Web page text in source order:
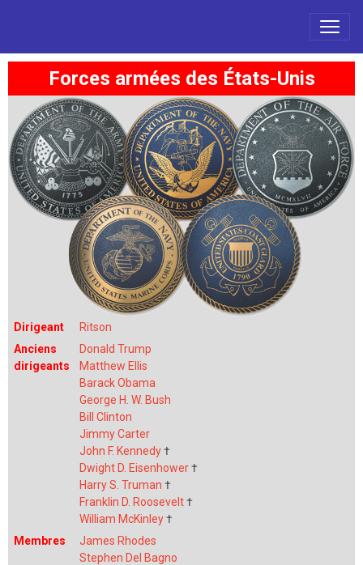
Forces armées des États-Unis
Dirigeant
Ritson
Anciens
dirigeants
Donald Trump
Matthew Ellis
Barack Obama
George H. W. Bush
Bill Clinton
Jimmy Carter
John F. Kennedy†
Dwight D. Eisenhower†
Harry S. Truman †
Franklin D. Roosevelt†
William McKinley†
Membres
James Rhodes
Stephen Del Bagno